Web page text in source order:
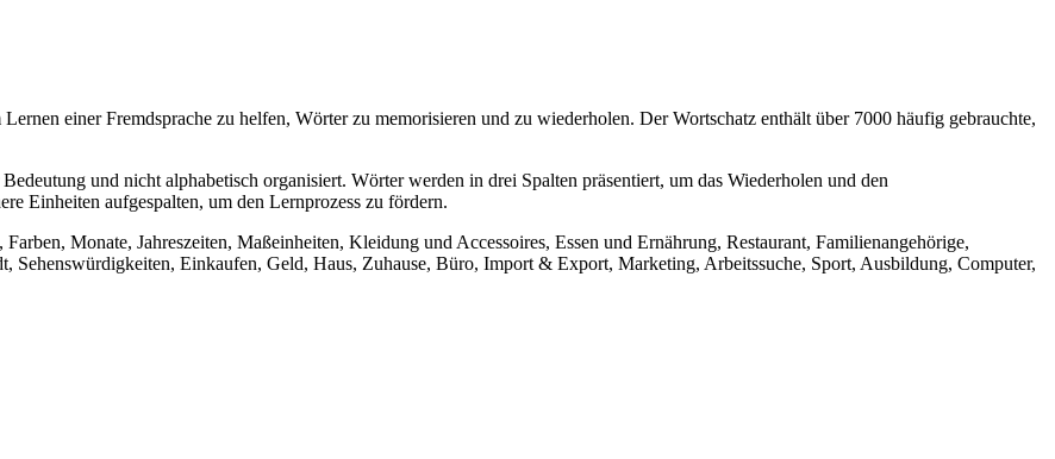
einer Fremdsprache zu helfen, Wörter zu memorisieren und zu wiederholen. Der Wortschatz enthält über 7000 häufig gebrauchte,
und nicht alphabetisch organisiert. Wörter werden in drei Spalten präsentiert, um das Wiederholen und den
Einheiten aufgespalten, um den Lernprozess zu fördern.
Monate, Jahreszeiten, Maßeinheiten, Kleidung und Accessoires, Essen und Ernährung, Restaurant, Familienangehörige,
Sehenswürdigkeiten, Einkaufen, Geld, Haus, Zuhause, Büro, Import & Export, Marketing, Arbeitssuche, Sport, Ausbildung, Computer,